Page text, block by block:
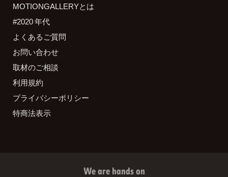
MOTIONGALLERYとは
#2020 年代
よくあるご質問
お問い合わせ
取材のご相談
利用規約
プライバシーポリシー
特商法表示
We are hands on